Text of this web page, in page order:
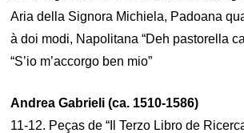
Aria della Signora Michiela, Padoana
à doi modi, Napolitana “Deh pastorella
“S’io m’accorgo ben mio”
Andrea Gabrieli (ca. 1510-1586)
11-12. Peças de “Il Terzo Libro de